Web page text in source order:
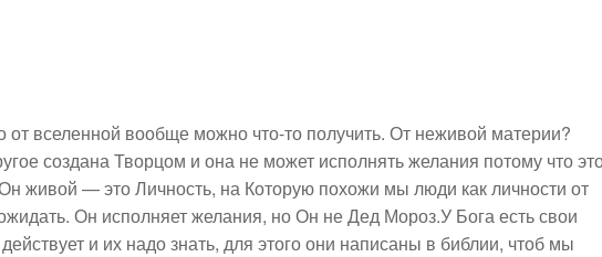
от вселенной вообще можно что-то получить. От неживой материи?
создана Творцом и она не может исполнять желания потому что
живой — это Личность, на Которую похожи мы люди как личности от
Он исполняет желания, но Он не Дед Мороз.У Бога есть свои
и их надо знать, для этого они написаны в библии, чтоб мы